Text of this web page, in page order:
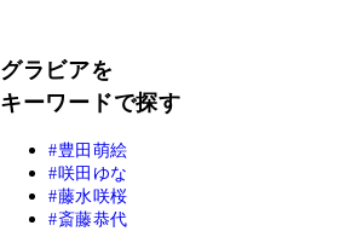
グラビアを
キーワードで探す
豊田萌絵
咲田ゆな
藤水咲桜
斎藤恭代